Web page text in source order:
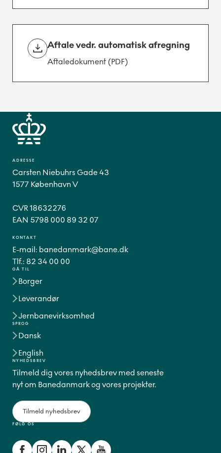
Aftale vedr. automatisk afregning
Aftaledokument (PDF)
GÅ TIL
Borger
Leverandør
Jernbanevirksomhed
SPROG
Dansk
English
FØLG OS
ADRESSE
Carsten Niebuhrs Gade 43
1577 København V
CVR 18632276
EAN 5798 000 89 32 07
KONTAKT
E-mail: banedanmark@bane.dk
Tlf.: 82 34 00 00
NYHEDSBREV
Tilmeld dig vores nyhedsbrev med seneste
nyt om Banedanmark og vores projekter.
Tilmeld nyhedsbrev